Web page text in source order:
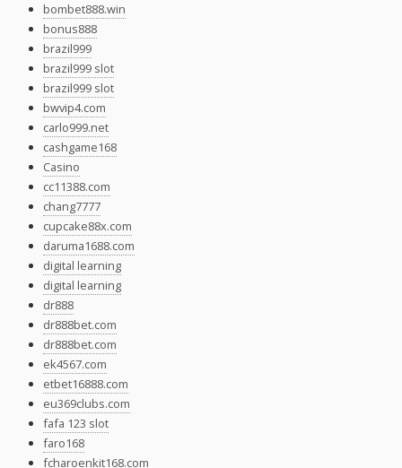
bombet888.win
bonus888
brazil999
brazil999 slot
brazil999 slot
bwvip4.com
carlo999.net
cashgame168
Casino
cc11388.com
chang7777
cupcake88x.com
daruma1688.com
digital learning
digital learning
dr888
dr888bet.com
dr888bet.com
ek4567.com
etbet16888.com
eu369clubs.com
fafa 123 slot
faro168
fcharoenkit168.com